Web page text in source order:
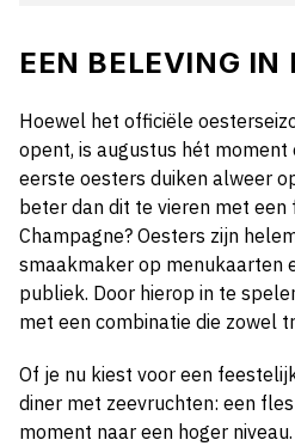
EEN BELEVING IN
Hoewel het officiële
opent, is augustus hét moment
eerste oesters duiken alweer
beter dan dit te vieren met een
Champagne? Oesters zijn
smaakmaker op menukaarten
publiek. Door hierop in te
met een combinatie die zowel
Of je nu kiest voor een
diner met zeevruchten: een
moment naar een hoger